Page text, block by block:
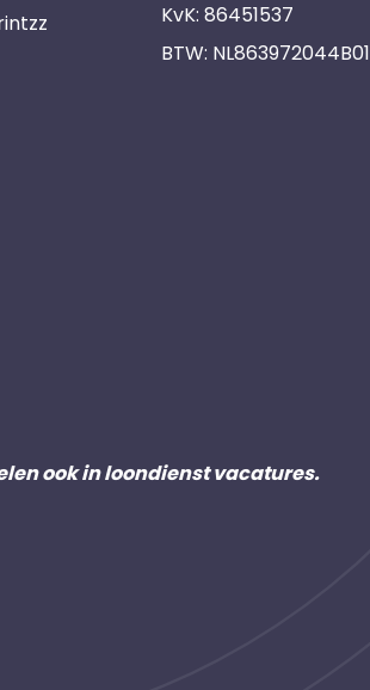
KvK: 86451537
BTW: NL863972044B01
ook in loondienst vacatures.